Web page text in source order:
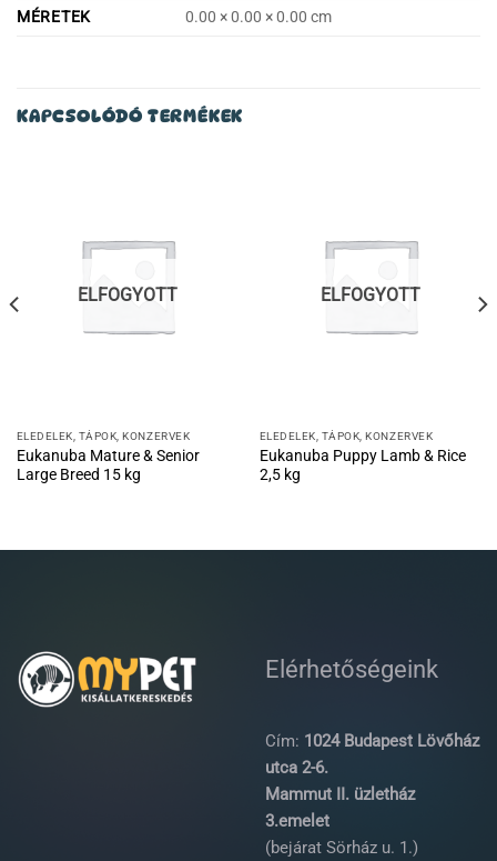
MÉRETEK
0.00 × 0.00 × 0.00 cm
KAPCSOLÓDÓ TERMÉKEK
ELFOGYOTT
ELEDELEK, TÁPOK, KONZERVEK
Eukanuba Mature & Senior
Large Breed 15 kg
ELFOGYOTT
ELEDELEK, TÁPOK, KONZERVEK
Eukanuba Puppy Lamb & Rice
2,5 kg
Elérhetőségeink
Cím: 1024 Budapest Lövőház
utca 2-6.
Mammut II. üzletház
3.emelet
(bejárat Sörház u. 1.)